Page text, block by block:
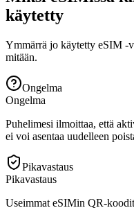
käytetty
Ymmärrä jo käytetty eSIM -
mitään.
Ongelma
Ongelma
Puhelimesi ilmoittaa, että
ei voi asentaa uudelleen
Pikavastaus
Pikavastaus
Useimmat eSIMin QR-